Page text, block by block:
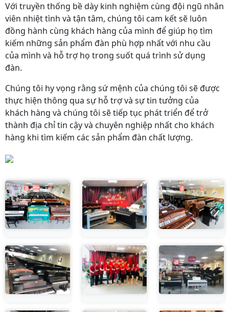
Với truyền thống bề dày kinh nghiệm cùng đội ngũ nhân
viên nhiệt tình và tận tâm, chúng tôi cam kết sẽ luôn
đồng hành cùng khách hàng của mình để giúp họ tìm
kiếm những sản phẩm đàn phù hợp nhất với nhu cầu
của mình và hỗ trợ họ trong suốt quá trình sử dụng
đàn.
Chúng tôi hy vọng rằng sứ mệnh của chúng tôi sẽ được
thực hiện thông qua sự hỗ trợ và sự tin tưởng của
khách hàng và chúng tôi sẽ tiếp tục phát triển để trở
thành địa chỉ tin cậy và chuyên nghiệp nhất cho khách
hàng khi tìm kiếm các sản phẩm đàn chất lượng.